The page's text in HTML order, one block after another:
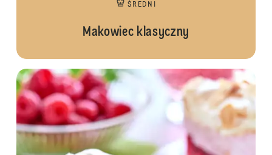
ŚREDNI
Makowiec klasyczny